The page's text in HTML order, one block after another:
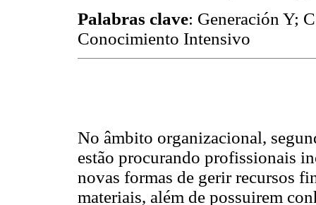
Palabras clave: Generación Y;
Conocimiento Intensivo
No âmbito organizacional,
estão procurando profissionais
novas formas de gerir recursos
materiais, além de possuirem